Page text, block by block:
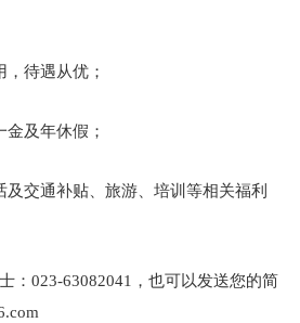
，待遇从优；
金及年休假；
及交通补贴、旅游、培训等相关福利
：023-63082041，也可以发送您的简